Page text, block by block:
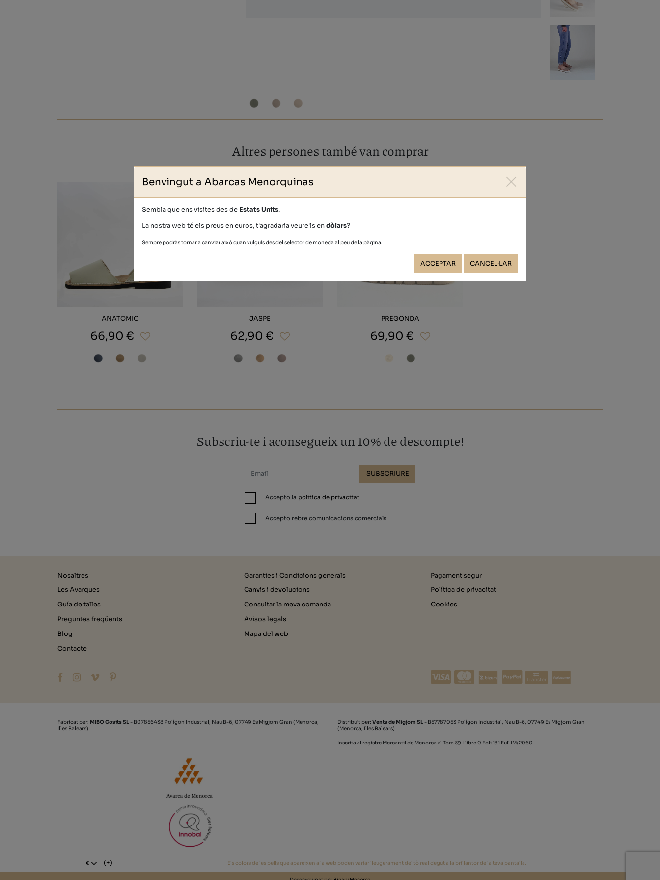
Altres persones també van comprar
ANATOMIC
66,90 €
JASPE
62,90 €
PREGONDA
69,90 €
Subscriu-te i aconsegueix un 10% de descompte!
SUBSCRIURE
Accepto la política de privacitat
Accepto rebre comunicacions comercials
Nosaltres
Les Avarques
Guía de talles
Preguntes freqüents
Blog
Contacte
Garanties i Condicions generals
Canvis i devolucions
Consultar la meva comanda
Avisos legals
Mapa del web
Pagament segur
Política de privacitat
Cookies
Transfer
Fabricat per: MIBO Cosits SL - B07856438 Polígon Industrial, Nau B-6, 07749 Es Migjorn Gran (Menorca,
Illes Balears)
Distribuït per: Vents de Migjorn SL - B57787053 Polígon Industrial, Nau B-6, 07749 Es Migjorn Gran
(Menorca, Illes Balears)
Inscrita al registre Mercantil de Menorca al Tom 39 Llibre 0 Foli 181 Full IM/2060
€ (+) Els colors de les pells que apareixen a la web poden variar lleugerament del tò real degut a la brillantor de la teva pantalla.
Benvingut a Abarcas Menorquinas
Sembla que ens visites des de Estats Units.
La nostra web té els preus en euros, t'agradaria veure'ls endòlars?
Sempre podràs tornar a canviar això quan vulguis des del selector de moneda al peu de la pàgina.
ACCEPTAR CANCEL·LAR